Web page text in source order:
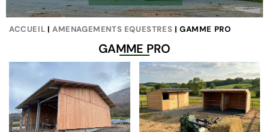
ACCUEIL |AMENAGEMENTS EQUESTRES | GAMME PRO
GAMME PRO